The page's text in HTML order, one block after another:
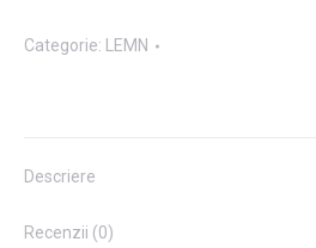
lemn
Categorie: LEMN
Descriere
Recenzii (0)